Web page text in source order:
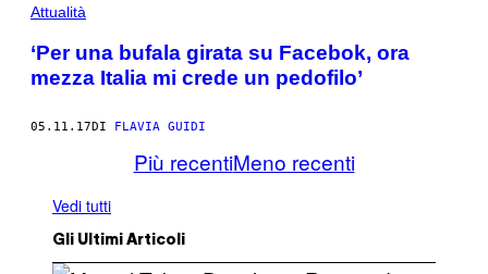
Attualità
‘Per una bufala girata su Facebok, ora
mezza Italia mi crede un pedofilo’
05.11.17DI FLAVIA GUIDI
Più recentiMeno recenti
Vedi tutti
Gli Ultimi Articoli